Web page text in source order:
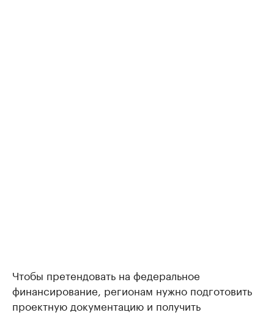
Чтобы претендовать на федеральное
финансирование, регионам нужно подготовить
проектную документацию и получить